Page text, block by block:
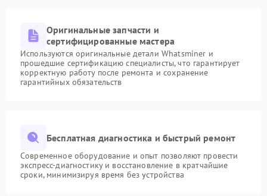
Оригинальные запчасти и
сертифицированные мастера
Используются оригинальные детали Whatsminer и
прошедшие сертификацию специалисты, что гарантирует
корректную работу после ремонта и сохранение
гарантийных обязательств
Бесплатная диагностика и быстрый ремонт
Современное оборудование и опыт позволяют провести
экспресс-диагностику и восстановление в кратчайшие
сроки, минимизируя время без устройства